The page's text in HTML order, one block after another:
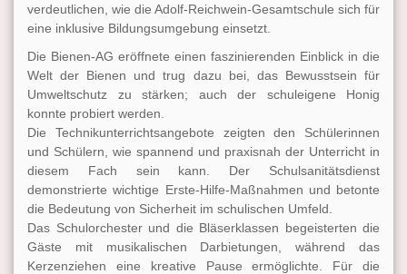
verdeutlichen, wie die Adolf-Reichwein-Gesamtschule sich für
eine inklusive Bildungsumgebung einsetzt.
Die Bienen-AG eröffnete einen faszinierenden Einblick in die
Welt der Bienen und trug dazu bei, das Bewusstsein für
Umweltschutz zu stärken; auch der schuleigene Honig
konnte probiert werden.
Die Technikunterrichtsangebote zeigten den Schülerinnen
und Schülern, wie spannend und praxisnah der Unterricht in
diesem Fach sein kann. Der Schulsanitätsdienst
demonstrierte wichtige Erste-Hilfe-Maßnahmen und betonte
die Bedeutung von Sicherheit im schulischen Umfeld.
Das Schulorchester und die Bläserklassen begeisterten die
Gäste mit musikalischen Darbietungen, während das
Kerzenziehen eine kreative Pause ermöglichte. Für die